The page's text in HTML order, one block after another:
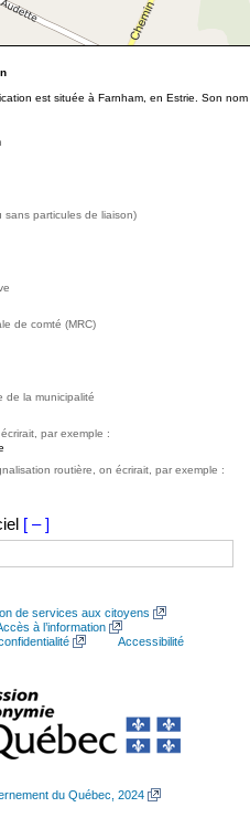
est située à Farnham, en Estrie. Son
sans particules de liaison)
de comté (MRC)
de la municipalité
par exemple :
routière, on écrirait, par exemple :
[ – ]
de services aux citoyens
à l’information
Accessibilité
du Québec, 2024